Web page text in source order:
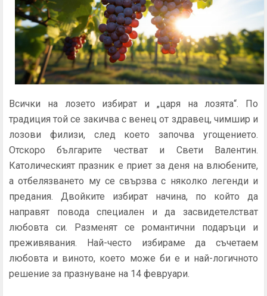
Всички на лозето избират и „царя на лозята“. По
традиция той се закичва с венец от здравец, чимшир и
лозови филизи, след което започва угощението.
Отскоро българите честват и Свети Валентин.
Католическият празник е приет за деня на влюбените,
а отбелязването му се свързва с няколко легенди и
предания. Двойките избират начина, по който да
направят повода специален и да засвидетелстват
любовта си. Разменят се романтични подаръци и
преживявания. Най-често избираме да съчетаем
любовта и виното, което може би е и най-логичното
решение за празнуване на 14 февруари.